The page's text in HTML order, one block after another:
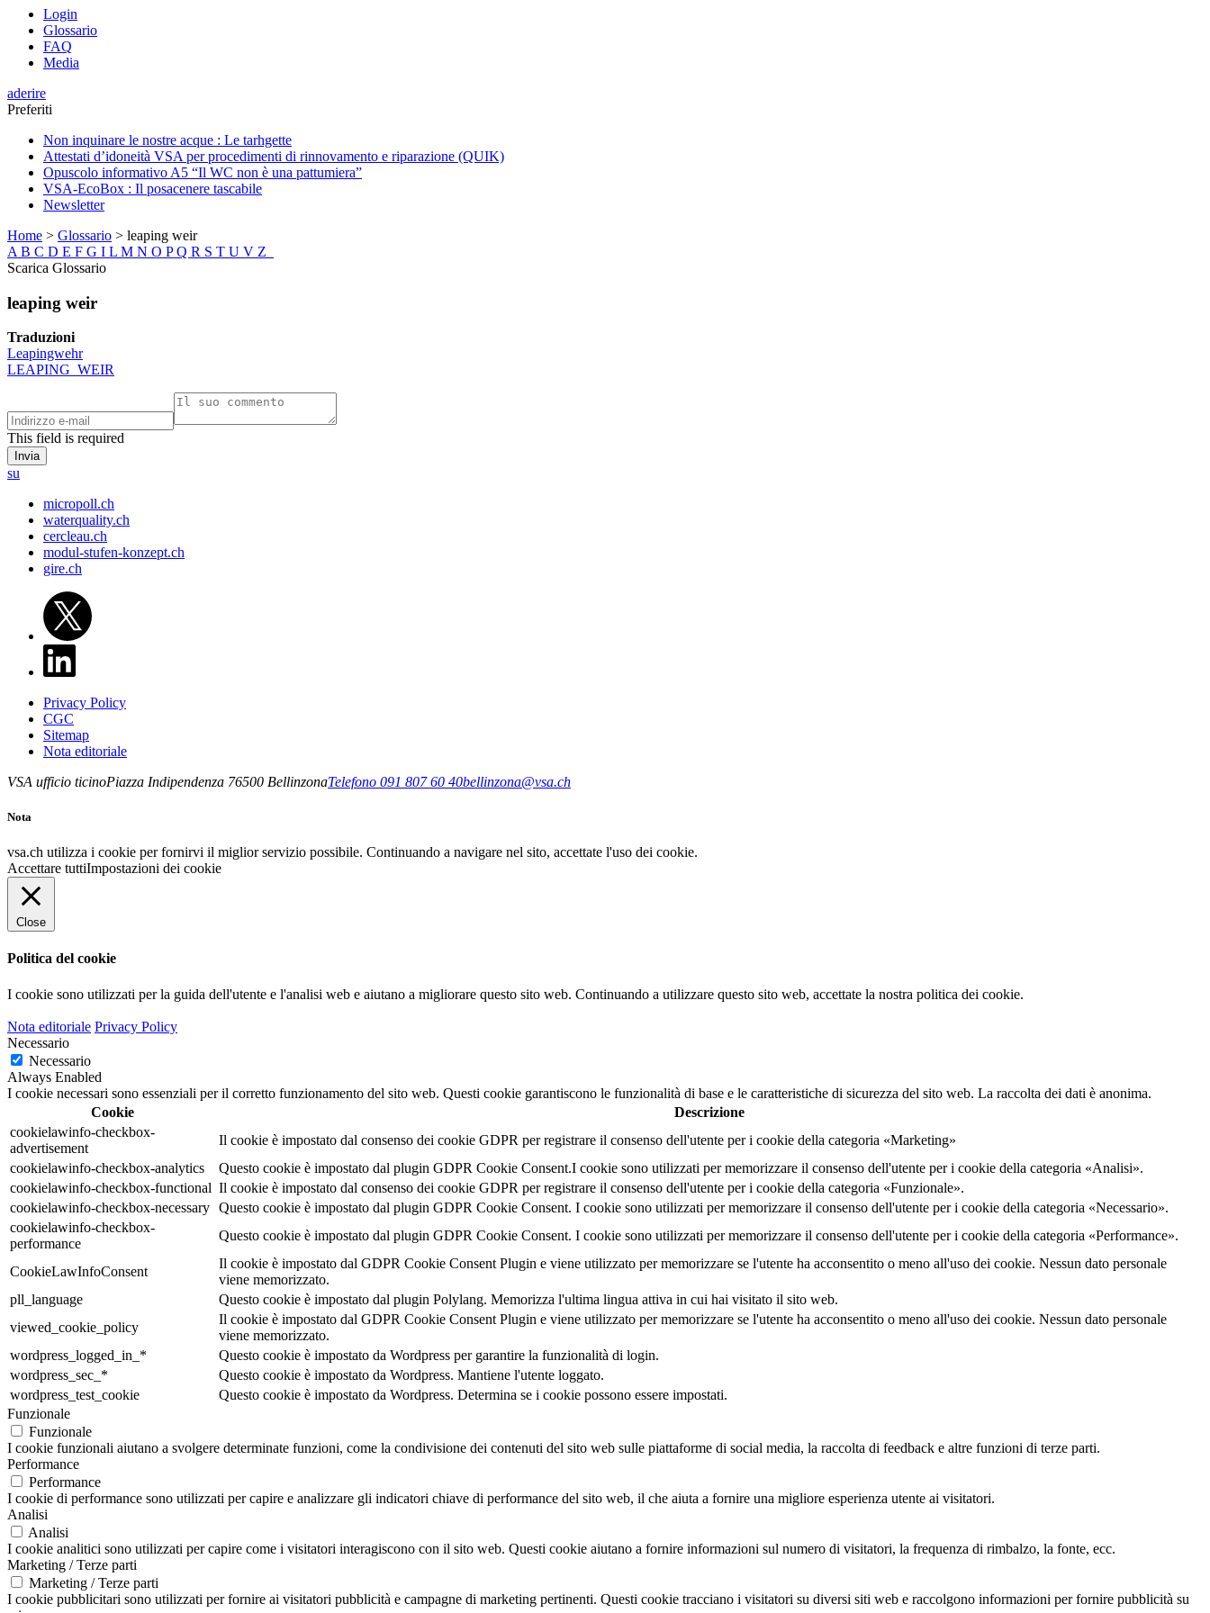
Login
Glossario
FAQ
Media
aderire
Preferiti
Non inquinare le nostre acque : Le tarhgette
Attestati d’idoneità VSA per procedimenti di rinnovamento e riparazione (QUIK)
Opuscolo informativo A5 “Il WC non è una pattumiera”
VSA-EcoBox : Il posacenere tascabile
Newsletter
Home > Glossario > leaping weir
A B C D E F G I L M N O PQ R S T U V Z
Scarica Glossario
leaping weir
Traduzioni
Leapingwehr
LEAPING_WEIR
This field is required
su
micropoll.ch
waterquality.ch
cercleau.ch
modul-stufen-konzept.ch
gire.ch
Privacy Policy
CGC
Sitemap
Nota editoriale
VSA ufficio ticinoPiazza Indipendenza 76500 BellinzonaTelefono 091 807 60 40bellinzona@vsa.ch
Nota
vsa.ch utilizza i cookie per fornirvi il miglior servizio possibile. Continuando a navigare nel sito, accettate l'uso dei cookie.
Accettare tuttiImpostazioni dei cookie
Close
Politica del cookie
I cookie sono utilizzati per la guida dell'utente e l'analisi web e aiutano a migliorare questo sito web. Continuando a utilizzare questo sito web, accettate la nostra politica dei cookie.
Nota editoriale Privacy Policy
Necessario
Necessario
Always Enabled
I cookie necessari sono essenziali per il corretto funzionamento del sito web. Questi cookie garantiscono le funzionalità di base e le caratteristiche di sicurezza del sito web. La raccolta dei dati è anonima.
Cookie
Descrizione
cookielawinfo-checkbox-
advertisement
Il cookie è impostato dal consenso dei cookie GDPR per registrare il consenso dell'utente per i cookie della categoria «Marketing»
cookielawinfo-checkbox-analytics
Questo cookie è impostato dal plugin GDPR Cookie Consent.I cookie sono utilizzati per memorizzare il consenso dell'utente per i cookie della categoria «Analisi».
cookielawinfo-checkbox-functional Il cookie è impostato dal consenso dei cookie GDPR per registrare il consenso dell'utente per i cookie della categoria «Funzionale».
cookielawinfo-checkbox-necessary Questo cookie è impostato dal plugin GDPR Cookie Consent. I cookie sono utilizzati per memorizzare il consenso dell'utente per i cookie della categoria «Necessario».
cookielawinfo-checkbox-
performance
Questo cookie è impostato dal plugin GDPR Cookie Consent. I cookie sono utilizzati per memorizzare il consenso dell'utente per i cookie della categoria «Performance».
CookieLawInfoConsent
Il cookie è impostato dal GDPR Cookie Consent Plugin e viene utilizzato per memorizzare se l'utente ha acconsentito o meno all'uso dei cookie. Nessun dato personale
viene memorizzato.
pll_language
Questo cookie è impostato dal plugin Polylang. Memorizza l'ultima lingua attiva in cui hai visitato il sito web.
viewed_cookie_policy
Il cookie è impostato dal GDPR Cookie Consent Plugin e viene utilizzato per memorizzare se l'utente ha acconsentito o meno all'uso dei cookie. Nessun dato personale
viene memorizzato.
wordpress_logged_in_*
Questo cookie è impostato da Wordpress per garantire la funzionalità di login.
wordpress_sec_*
Questo cookie è impostato da Wordpress. Mantiene l'utente loggato.
wordpress_test_cookie
Questo cookie è impostato da Wordpress. Determina se i cookie possono essere impostati.
Funzionale
Funzionale
I cookie funzionali aiutano a svolgere determinate funzioni, come la condivisione dei contenuti del sito web sulle piattaforme di social media, la raccolta di feedback e altre funzioni di terze parti.
Performance
Performance
I cookie di performance sono utilizzati per capire e analizzare gli indicatori chiave di performance del sito web, il che aiuta a fornire una migliore esperienza utente ai visitatori.
Analisi
Analisi
I cookie analitici sono utilizzati per capire come i visitatori interagiscono con il sito web. Questi cookie aiutano a fornire informazioni sul numero di visitatori, la frequenza di rimbalzo, la fonte, ecc.
Marketing / Terze parti
Marketing / Terze parti
I cookie pubblicitari sono utilizzati per fornire ai visitatori pubblicità e campagne di marketing pertinenti. Questi cookie tracciano i visitatori su diversi siti web e raccolgono informazioni per fornire pubblicità su